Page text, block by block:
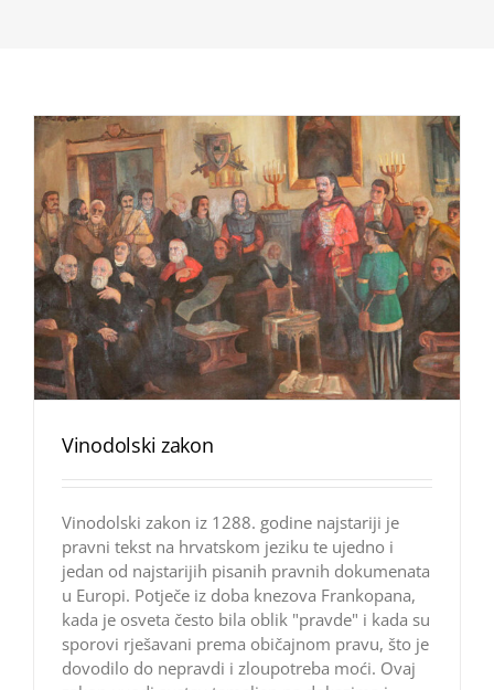
Vinodolski zakon
Vinodolski zakon iz 1288. godine najstariji je
pravni tekst na hrvatskom jeziku te ujedno i
jedan od najstarijih pisanih pravnih dokumenata
u Europi. Potječe iz doba knezova Frankopana,
kada je osveta često bila oblik "pravde" i kada su
sporovi rješavani prema običajnom pravu, što je
dovodilo do nepravdi i zloupotreba moći. Ovaj